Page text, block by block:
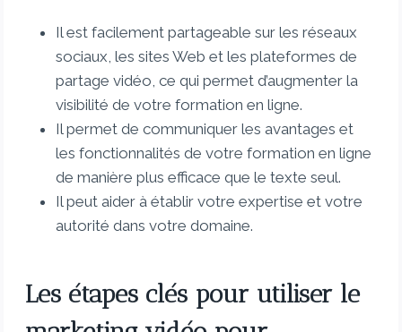
Il est facilement partageable sur les réseaux
sociaux, les sites Web et les plateformes de
partage vidéo, ce qui permet d’augmenter la
visibilité de votre formation en ligne.
Il permet de communiquer les avantages et
les fonctionnalités de votre formation en ligne
de manière plus efficace que le texte seul.
Il peut aider à établir votre expertise et votre
autorité dans votre domaine.
Les étapes clés pour utiliser le